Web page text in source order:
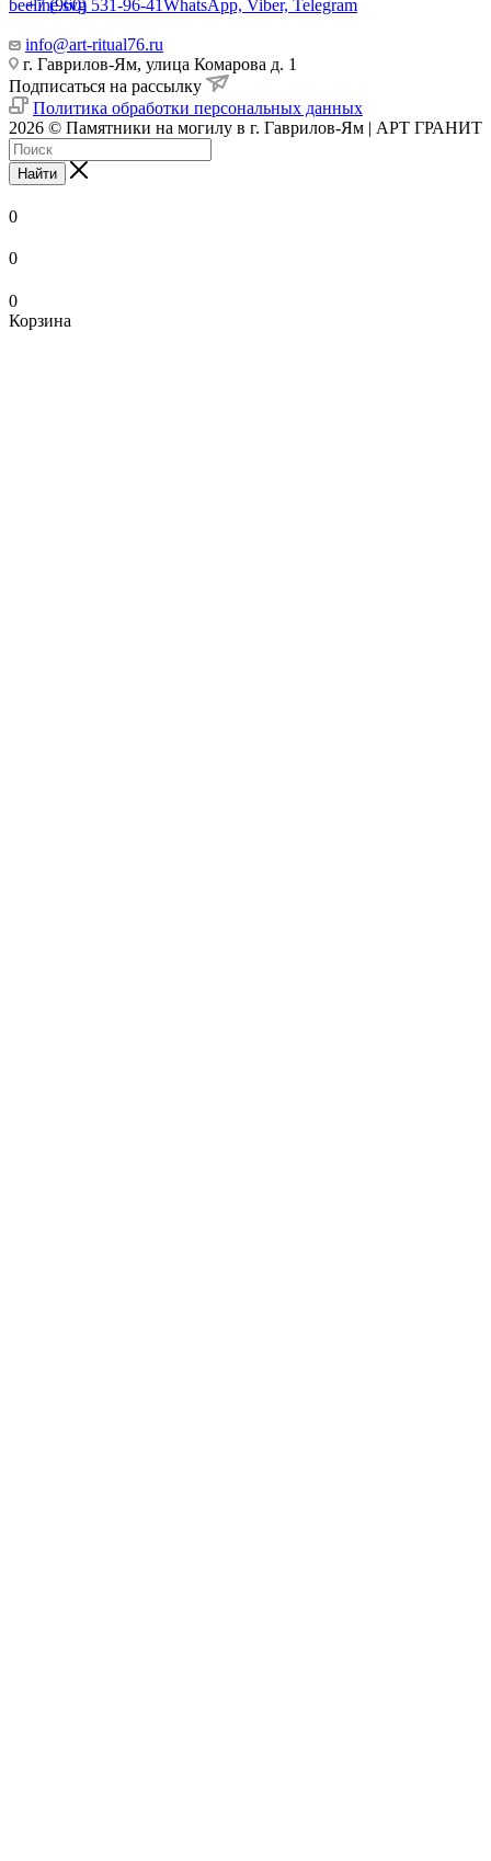
+7 (960) 531-96-41WhatsApp, Viber, Telegram
info@art-ritual76.ru
г. Гаврилов-Ям, улица Комарова д. 1
Подписаться на рассылку
Политика обработки персональных данных
2026 © Памятники на могилу в г. Гаврилов-Ям | АРТ ГРАНИТ
Найти
0
0
0
Корзина